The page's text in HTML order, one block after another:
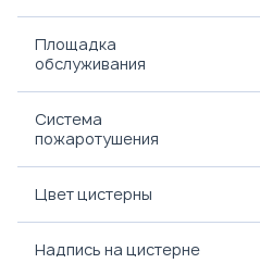
Площадка
обслуживания
Система
пожаротушения
Цвет цистерны
Надпись на цистерне